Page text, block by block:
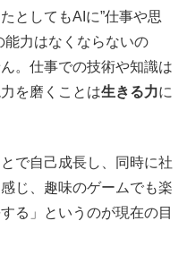
としてもAIに”仕事や思
能力はなくならないの
。仕事での技術や知識は
を磨くことは生きる力に
で自己成長し、同時に社
じ、趣味のゲームでも楽
る」というのが現在の目